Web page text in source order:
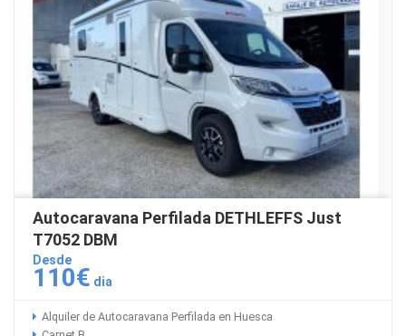
Autocaravana Perfilada DETHLEFFS Just
T7052 DBM
Desde
110€ dia
Alquiler de Autocaravana Perfilada en Huesca